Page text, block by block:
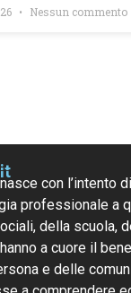
Nessun commento
con l’intento di
professionale a
della scuola,
a cuore il
e delle